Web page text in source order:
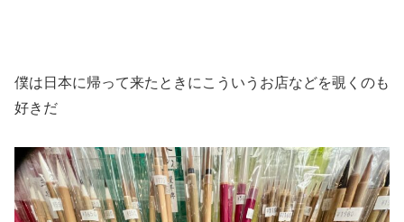
僕は日本に帰って来たときにこういうお店などを覗くのも
好きだ